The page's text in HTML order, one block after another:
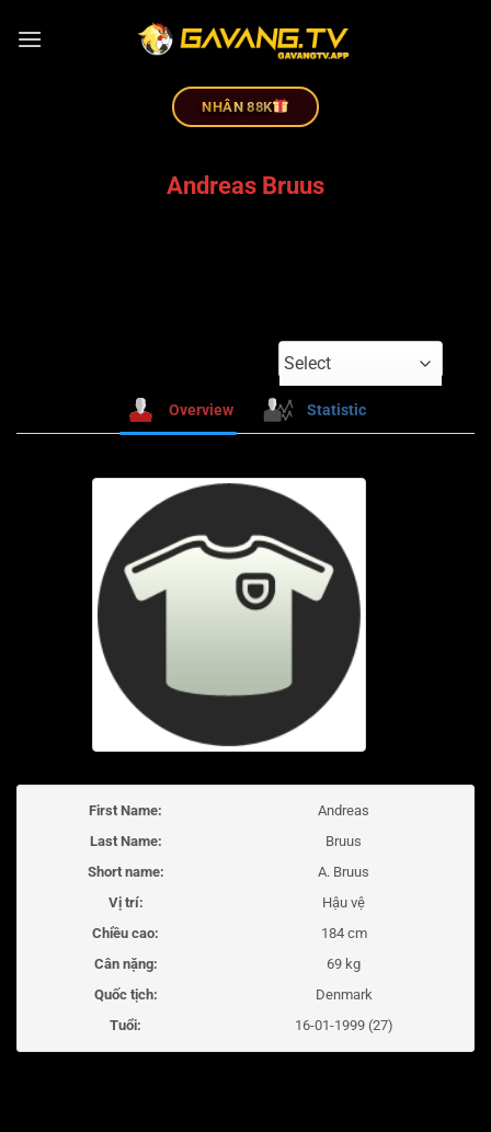
NHÂN 88K
Andreas Bruus
Select
Overview Statistic
First Name:
Andreas
Last Name:
Bruus
Short name:
A. Bruus
Vị trí:
Hậu vệ
Chiều cao:
184 cm
Cân nặng:
69 kg
Quốc tịch:
Denmark
Tuổi:
16-01-1999 (27)